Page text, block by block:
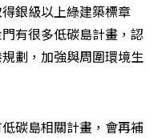
銀級以上綠建築標章
有很多低碳島計畫，認
劃，加強與周圍環境生
碳島相關計畫，會再補